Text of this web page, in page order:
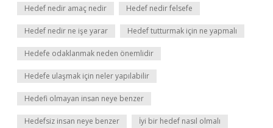
Hedef nedir amaç nedir Hedef nedir felsefe
Hedef nedir ne işe yarar Hedef tutturmak için ne yapmalı
Hedefe odaklanmak neden önemlidir
Hedefe ulaşmak için neler yapılabilir
Hedefi olmayan insan neye benzer
Hedefsiz insan neye benzer İyi bir hedef nasıl olmalı